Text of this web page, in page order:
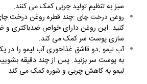
سبز به تنظیم تولید چربی کمک می کنند.
روغن درخت چای :چند قطره روغن درخت
کنید. این روغن دارای خواص ضدباکتری و
سازی پوست سر کمک می کند.
آب لیمو :دو قاشق غذاخوری آب لیمو را در
به پوست سر بزنید. پس از چند دقیقه
لیمو به کاهش چربی و شوره کمک می کند.